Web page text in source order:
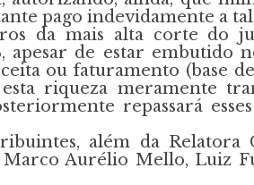
pago indevidamente a
da mais alta corte do
de estar embutido
ou faturamento (base
riqueza meramente
repassará
além da Relatora
Aurélio Mello, Luiz